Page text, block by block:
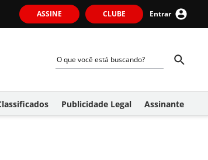
ASSINE CLUBE Entrar
Publicidade Legal Assinante